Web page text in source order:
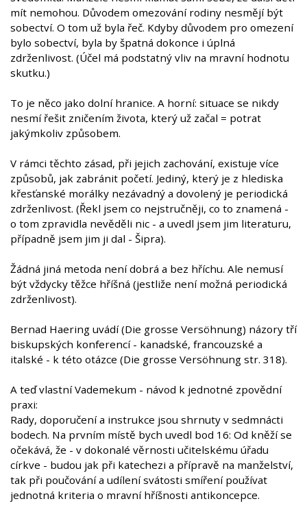
mít nemohou. Důvodem omezování rodiny nesmějí být
sobectví. O tom už byla řeč. Kdyby důvodem pro omezení
bylo sobectví, byla by špatná dokonce i úplná
zdrženlivost. (Účel má podstatný vliv na mravní hodnotu
skutku.)
To je něco jako dolní hranice. A horní: situace se nikdy
nesmí řešit zničením života, který už začal = potrat
jakýmkoliv způsobem.
V rámci těchto zásad, při jejich zachování, existuje více
způsobů, jak zabránit početí. Jediný, který je z hlediska
křesťanské morálky nezávadný a dovolený je periodická
zdrženlivost. (Řekl jsem co nejstručněji, co to znamená -
o tom zpravidla nevěděli nic - a uvedl jsem jim literaturu,
případně jsem jim ji dal - Šipra).
Žádná jiná metoda není dobrá a bez hříchu. Ale nemusí
být vždycky těžce hříšná (jestliže není možná periodická
zdrženlivost).
Bernad Haering uvádí (Die grosse Versöhnung) názory tří
biskupských konferencí - kanadské, francouzské a
italské - k této otázce (Die grosse Versöhnung str. 318).
A teď vlastní Vademekum - návod k jednotné zpovědní
praxi:
Rady, doporučení a instrukce jsou shrnuty v sedmnácti
bodech. Na prvním místě bych uvedl bod 16: Od kněží se
očekává, že - v dokonalé věrnosti učitelskému úřadu
církve - budou jak při katechezi a přípravě na manželství,
tak při poučování a udílení svátosti smíření používat
jednotná kriteria o mravní hříšnosti antikoncepce.